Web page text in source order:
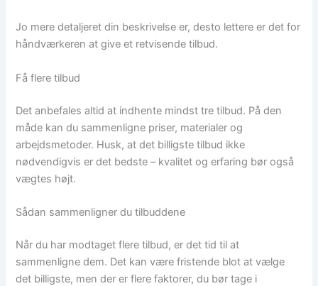
Jo mere detaljeret din beskrivelse er, desto lettere er det for
håndværkeren at give et retvisende tilbud.
Få flere tilbud
Det anbefales altid at indhente mindst tre tilbud. På den
måde kan du sammenligne priser, materialer og
arbejdsmetoder. Husk, at det billigste tilbud ikke
nødvendigvis er det bedste – kvalitet og erfaring bør også
vægtes højt.
Sådan sammenligner du tilbuddene
Når du har modtaget flere tilbud, er det tid til at
sammenligne dem. Det kan være fristende blot at vælge
det billigste, men der er flere faktorer, du bør tage i